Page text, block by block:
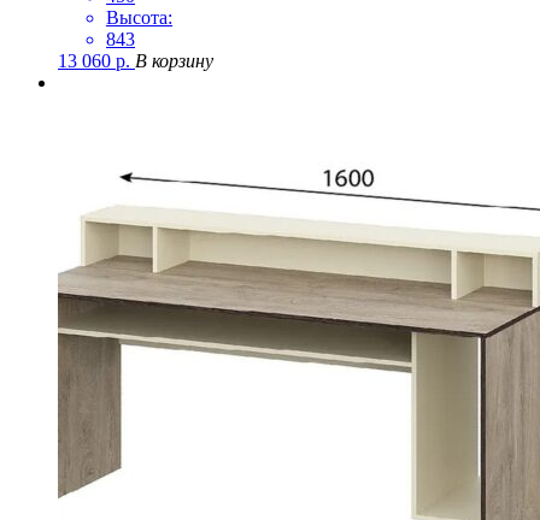
Высота:
843
13 060 р. В корзину